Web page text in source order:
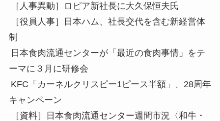
［人事異動］ロピア新社長に大久保恒夫氏
［役員人事］日本ハム、社長交代を含む新経営体
制
日本食肉流通センターが「最近の食肉事情」をテ
ーマに３月に研修会
KFC「カーネルクリスピー1ピース半額」、28周年
キャンペーン
［資料］日本食肉流通センター週間市況〈和牛・